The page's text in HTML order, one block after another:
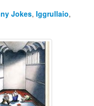
Jokes, Iggrullaio,